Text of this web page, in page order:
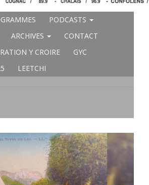
PODCASTS
ARCHIVES
CONTACT
Y CROIRE
GYC
LEETCHI